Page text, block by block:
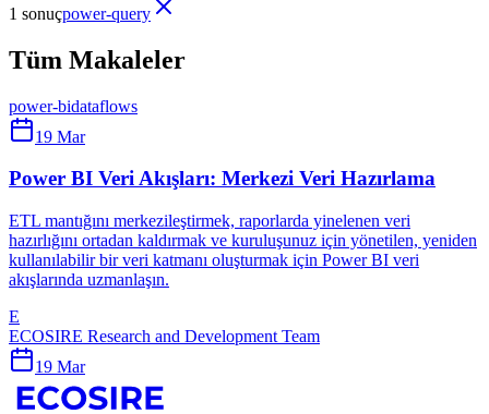
1 sonuçpower-query
Tüm Makaleler
power-bidataflows
19 Mar
Power BI Veri Akışları: Merkezi Veri Hazırlama
ETL mantığını merkezileştirmek, raporlarda yinelenen veri
hazırlığını ortadan kaldırmak ve kuruluşunuz için yönetilen, yeniden
kullanılabilir bir veri katmanı oluşturmak için Power BI veri
akışlarında uzmanlaşın.
E
ECOSIRE Research and Development Team
19 Mar